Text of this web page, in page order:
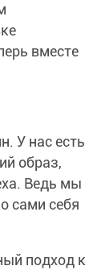
вместе
У нас есть
образ,
Ведь мы
сами себя
подход к